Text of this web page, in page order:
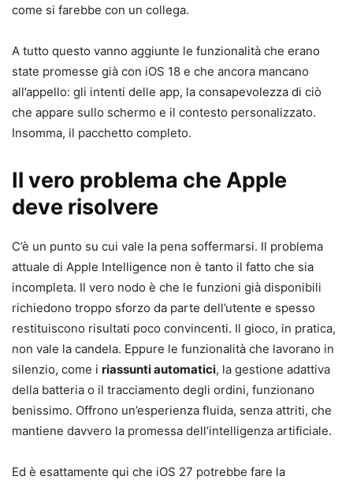
come si farebbe con un collega.
A tutto questo vanno aggiunte le funzionalità che erano
state promesse già con iOS 18 e che ancora mancano
all’appello: gli intenti delle app, la consapevolezza di ciò
che appare sullo schermo e il contesto personalizzato.
Insomma, il pacchetto completo.
Il vero problema che Apple
deve risolvere
C’è un punto su cui vale la pena soffermarsi. Il problema
attuale di Apple Intelligence non è tanto il fatto che sia
incompleta. Il vero nodo è che le funzioni già disponibili
richiedono troppo sforzo da parte dell’utente e spesso
restituiscono risultati poco convincenti. Il gioco, in pratica,
non vale la candela. Eppure le funzionalità che lavorano in
silenzio, come i riassunti automatici, la gestione adattiva
della batteria o il tracciamento degli ordini, funzionano
benissimo. Offrono un’esperienza fluida, senza attriti, che
mantiene davvero la promessa dell’intelligenza artificiale.
Ed è esattamente qui che iOS 27 potrebbe fare la